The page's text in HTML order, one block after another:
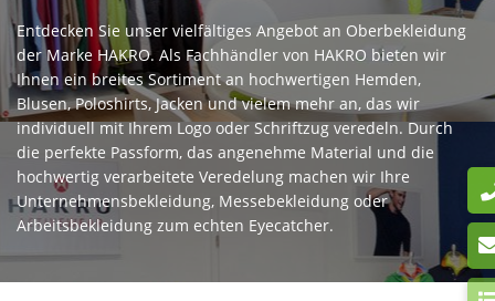
Entdecken Sie unser vielfältiges Angebot an Oberbekleidung
der Marke HAKRO. Als Fachhändler von HAKRO bieten wir
Ihnen ein breites Sortiment an hochwertigen Hemden,
Blusen, Poloshirts, Jacken und vielem mehr an, das wir
individuell mit Ihrem Logo oder Schriftzug veredeln. Durch
die perfekte Passform, das angenehme Material und die
hochwertig verarbeitete Veredelung machen wir Ihre
Unternehmensbekleidung, Messebekleidung oder
Arbeitsbekleidung zum echten Eyecatcher.